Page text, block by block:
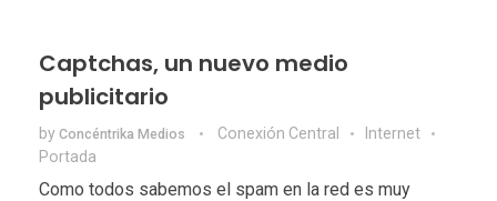
Captchas, un nuevo medio
publicitario
by Concéntrika Medios Conexión Central
Internet
Portada
Como todos sabemos el spam en la red es muy